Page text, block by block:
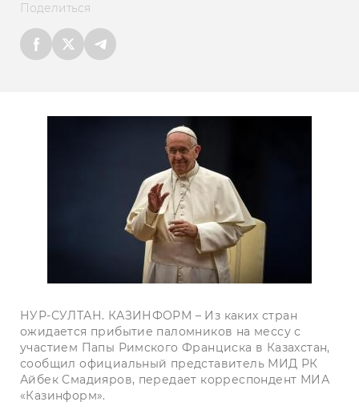
Поделиться
НУР-СУЛТАН. КАЗИНФОРМ – Из каких стран
ожидается прибытие паломников на мессу с
участием Папы Римского Франциска в Казахстан,
сообщил официальный представитель МИД РК
Айбек Смадияров, передает корреспондент МИА
«Казинформ».